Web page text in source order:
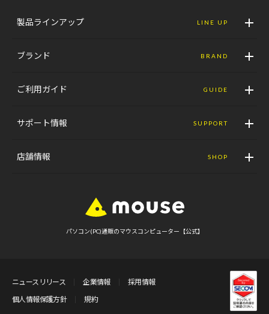
製品ラインアップ LINE UP
ブランド BRAND
ご利用ガイド GUIDE
サポート情報 SUPPORT
店舗情報 SHOP
パソコン(PC)通販のマウスコンピューター【公式】
ニュースリリース 企業情報
採用情報
個人情報保護方針
規約